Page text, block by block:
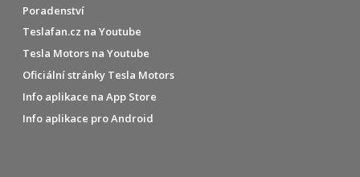
Poradenství
Teslafan.cz na Youtube
Tesla Motors na Youtube
Oficiální stránky Tesla Motors
Info aplikace na App Store
Info aplikace pro Android